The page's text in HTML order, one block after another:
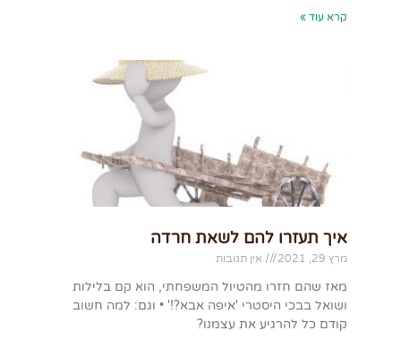
קרא עוד »
איך תעזרו להם לשאת חרדה
מרץ 29, 2021 אין תגובות
מאז שהם חזרו מהטיול המשפחתי, הוא קם בלילות
ושואל בבכי היסטרי 'איפה אבא?!' • וגם: למה חשוב
קודם כל להרגיע את עצמנו?